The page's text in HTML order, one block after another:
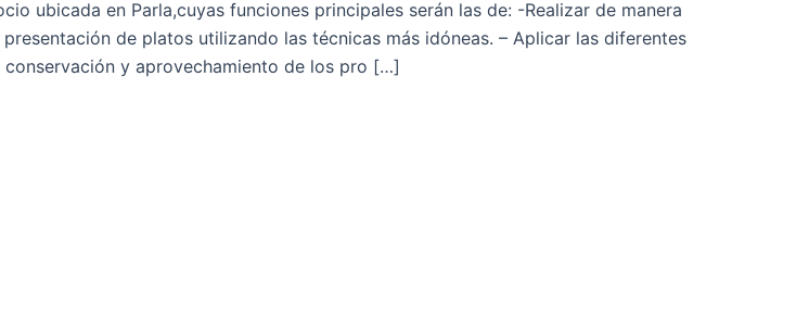
ubicada en Parla,cuyas funciones principales serán las de: -Realizar de manera
de platos utilizando las técnicas más idóneas. – Aplicar las diferentes
y aprovechamiento de los pro […]